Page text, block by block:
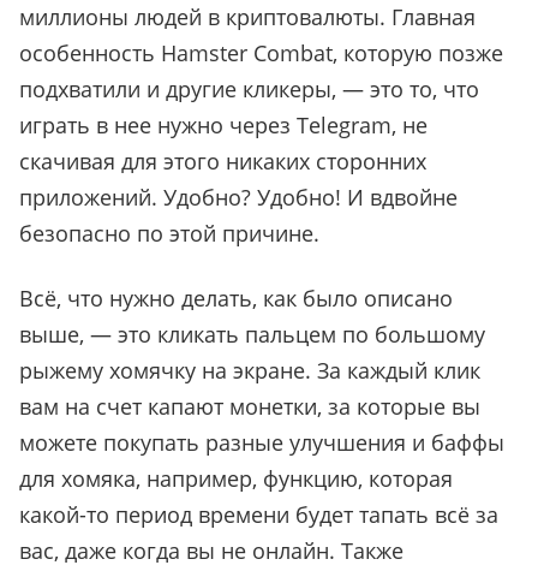
миллионы людей в криптовалюты. Главная
особенность Hamster Combat, которую позже
подхватили и другие кликеры, — это то, что
играть в нее нужно через Telegram, не
скачивая для этого никаких сторонних
приложений. Удобно? Удобно! И вдвойне
безопасно по этой причине.
Всё, что нужно делать, как было описано
выше, — это кликать пальцем по большому
рыжему хомячку на экране. За каждый клик
вам на счет капают монетки, за которые вы
можете покупать разные улучшения и баффы
для хомяка, например, функцию, которая
какой-то период времени будет тапать всё за
вас, даже когда вы не онлайн. Также